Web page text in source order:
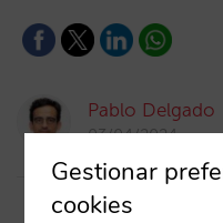
Pablo Delgado
03/04/2024
Gestionar
cookies